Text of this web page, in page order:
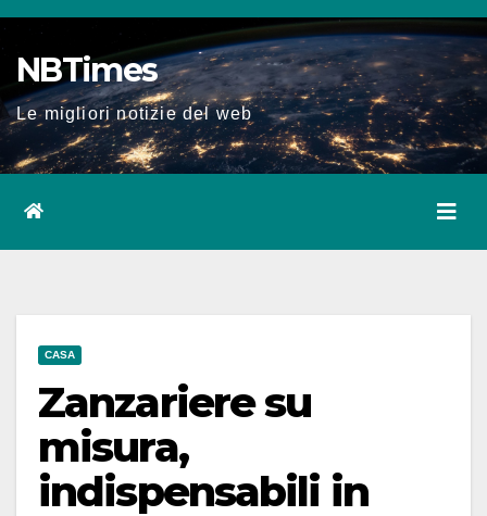
Salta
al
contenuto
NBTimes
Le migliori notizie del web
CASA
Zanzariere su
misura,
indispensabili in